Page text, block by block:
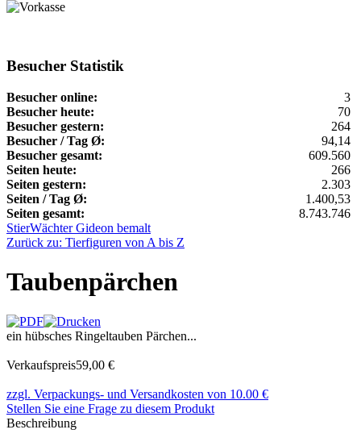
Besucher Statistik
Besucher online:
3
Besucher heute:
70
Besucher gestern:
264
Besucher / Tag Ø:
94,14
Besucher gesamt:
609.560
Seiten heute:
266
Seiten gestern:
2.303
Seiten / Tag Ø:
1.400,53
Seiten gesamt:
8.743.746
StierWächter Gideon bemalt
Zurück zu: Tierfiguren von A bis Z
Taubenpärchen
ein hübsches Ringeltauben Pärchen...
Verkaufspreis59,00 €
zzgl. Verpackungs- und Versandkosten von 10.00 €
Stellen Sie eine Frage zu diesem Produkt
Beschreibung